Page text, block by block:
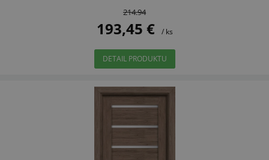
214.94
193,45 € / ks
DETAIL PRODUKTU